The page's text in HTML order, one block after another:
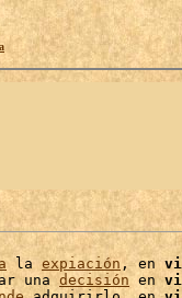
la expiación , en
una decisión en